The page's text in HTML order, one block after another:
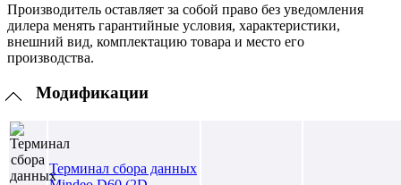
Производитель оставляет за собой право без уведомления
дилера менять гарантийные условия, характеристики,
внешний вид, комплектацию товара и место его
производства.
Модификации
Терминал сбора данных